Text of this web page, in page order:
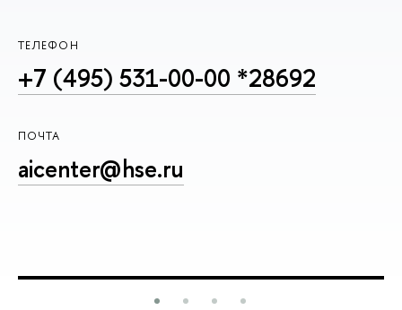
ТЕЛЕФОН
+7 (495) 531-00-00 *28692
ПОЧТА
aicenter@hse.ru